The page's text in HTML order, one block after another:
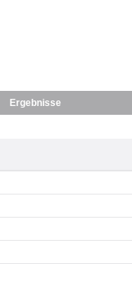
Ergebnisse